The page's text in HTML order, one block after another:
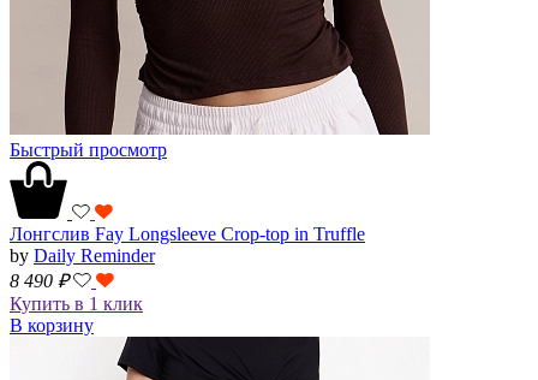
Быстрый просмотр
Лонгслив Fay Longsleeve Crop-top in Truffle
by Daily Reminder
8 490 ₽
Купить в 1 клик
В корзину